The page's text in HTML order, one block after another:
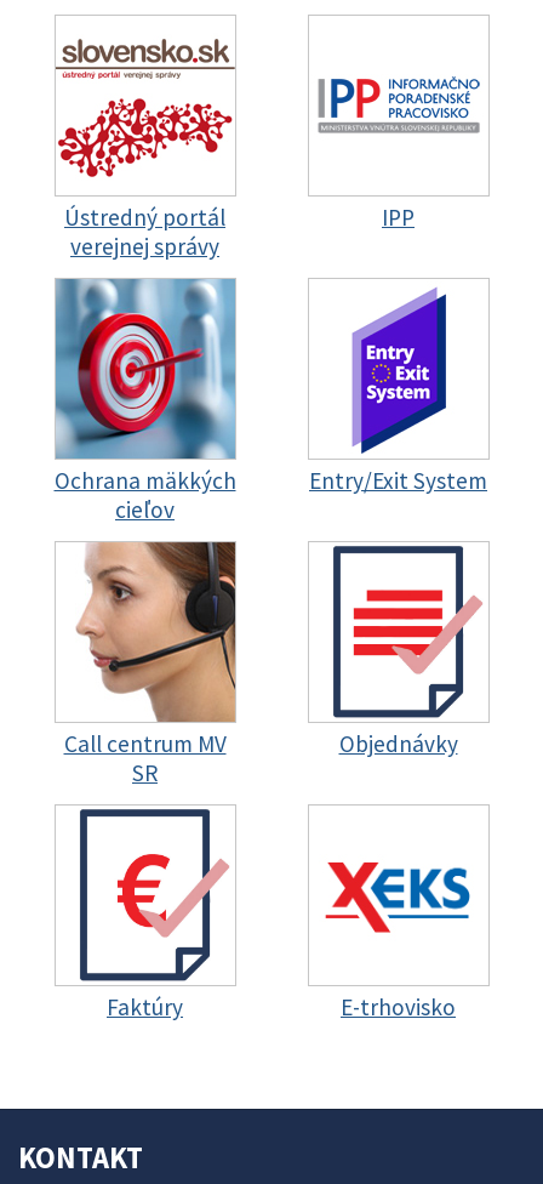
Ústredný portál
verejnej správy
IPP
Ochrana mäkkých
cieľov
Entry/Exit System
Call centrum MV
SR
Objednávky
Faktúry E-trhovisko
KONTAKT